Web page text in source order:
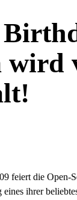
wird
feiert die Open-
ihrer